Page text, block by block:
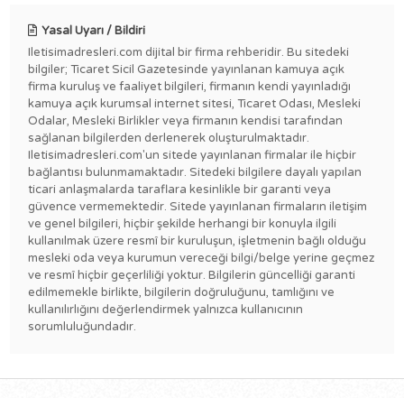
Yasal Uyarı / Bildiri
Iletisimadresleri.com dijital bir firma rehberidir. Bu sitedeki
bilgiler; Ticaret Sicil Gazetesinde yayınlanan kamuya açık
firma kuruluş ve faaliyet bilgileri, firmanın kendi yayınladığı
kamuya açık kurumsal internet sitesi, Ticaret Odası, Mesleki
Odalar, Mesleki Birlikler veya firmanın kendisi tarafından
sağlanan bilgilerden derlenerek oluşturulmaktadır.
Iletisimadresleri.com'un sitede yayınlanan firmalar ile hiçbir
bağlantısı bulunmamaktadır. Sitedeki bilgilere dayalı yapılan
ticari anlaşmalarda taraflara kesinlikle bir garanti veya
güvence vermemektedir. Sitede yayınlanan firmaların iletişim
ve genel bilgileri, hiçbir şekilde herhangi bir konuyla ilgili
kullanılmak üzere resmî bir kuruluşun, işletmenin bağlı olduğu
mesleki oda veya kurumun vereceği bilgi/belge yerine geçmez
ve resmî hiçbir geçerliliği yoktur. Bilgilerin güncelliği garanti
edilmemekle birlikte, bilgilerin doğruluğunu, tamlığını ve
kullanılırlığını değerlendirmek yalnızca kullanıcının
sorumluluğundadır.